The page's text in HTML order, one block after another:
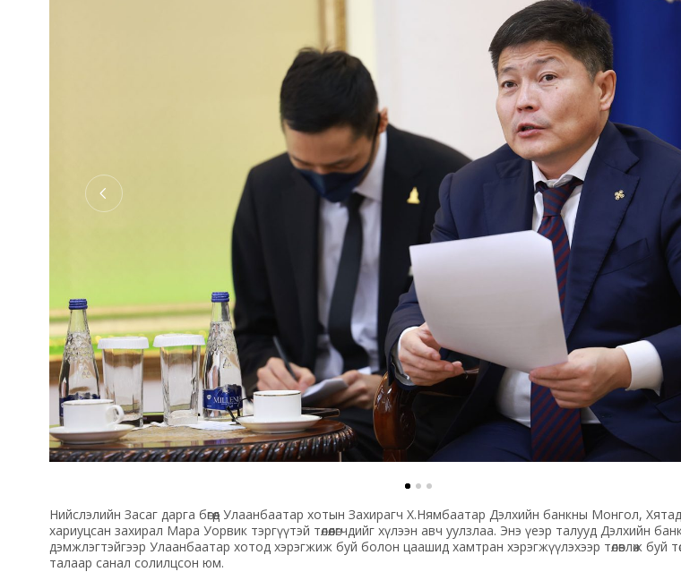
Нийслэлийн Засаг дарга бөгөөд Улаанбаатар хотын Захирагч Х.Нямбаатар Дэлхийн банкны Монгол,
хариуцсан захирал Мара Уорвик тэргүүтэй төлөөлөгчдийг хүлээн авч уулзлаа. Энэ үеэр талууд Дэлхийн
дэмжлэгтэйгээр Улаанбаатар хотод хэрэгжиж буй болон цаашид хамтран хэрэгжүүлэхээр төлөвлөж буй
талаар санал солилцсон юм.